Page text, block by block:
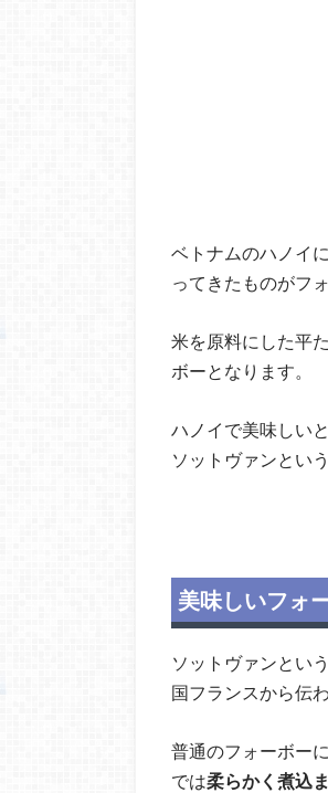
ベトナムのハノイ
ってきたものがフ
米を原料にした平
ボーとなります。
ハノイで美味しい
ソットヴァンとい
美味しいフォ
ソットヴァンとい
国フランスから伝
普通のフォーボー
では柔らかく煮込